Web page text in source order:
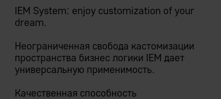
IEM System: enjoy customization of your
dream.
Неограниченная свобода кастомизации
пространства бизнес логики IEM дает
универсальную применимость.
Качественная способность